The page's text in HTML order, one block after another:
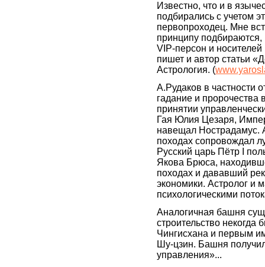
Известно, что и в
подбирались с учетом
первопроходец. Мне
принципу подбираются,
VIP-персон и
пишет и автор статьи
Астрология. (
А.Рудаков в частности
гадание и пророчества
принятии
Гая Юлия Цезаря,
навещал Нострадамус.
походах сопровождал
Русский царь Пётр I
Якова Брюса,
походах и дававший
экономики. Астролог и
психологическими
Аналогичная башня
строительство
Чингисхана и первым
Шу-цзин. Башня
управления»...